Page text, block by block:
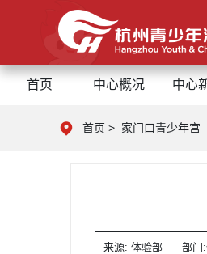
首页 中心概况 中心
首页 > 家门口青少年宫
来源: 体验部 部门: